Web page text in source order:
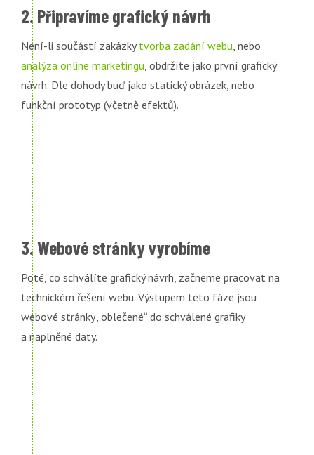
2. Připravíme grafický návrh
Není-li součástí zakázkytvorba zadání webu, nebo
analýza online marketingu, obdržíte jako první grafický
návrh. Dle dohody buď jako statický obrázek, nebo
funkční prototyp (včetně efektů).
3. Webové stránky vyrobíme
Poté, co schválíte grafický návrh, začneme pracovat na
technickém řešení webu. Výstupem této fáze jsou
webové stránky „oblečené“ do schválené grafiky
a naplněné daty.